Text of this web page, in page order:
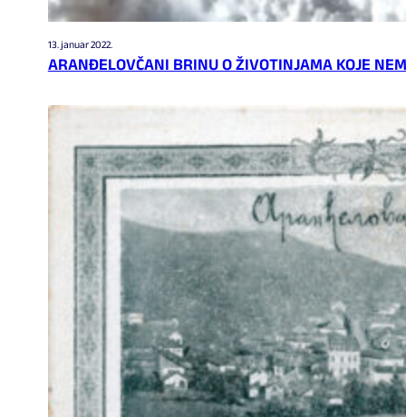
13. januar 2022.
ARANĐELOVČANI BRINU O ŽIVOTINJAMA KOJE